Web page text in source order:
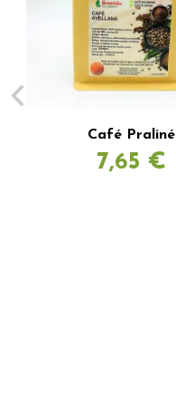
Café Praliné
7,65 €